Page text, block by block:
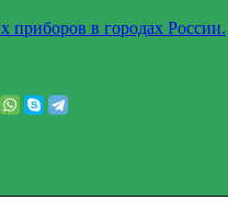
приборов в городах России.